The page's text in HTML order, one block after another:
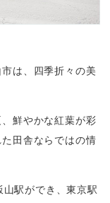
は、四季折々の美
鮮やかな紅葉が彩
田舎ならではの情
駅ができ、東京駅